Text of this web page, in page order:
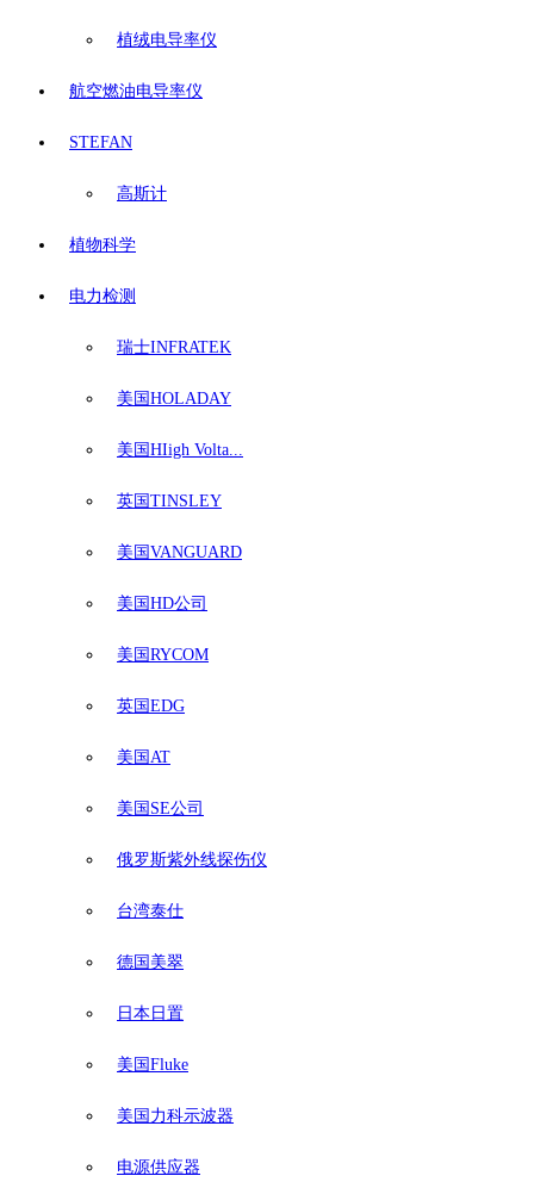
植绒电导率仪
航空燃油电导率仪
STEFAN
高斯计
植物科学
电力检测
瑞士INFRATEK
美国HOLADAY
美国HIigh Volta...
英国TINSLEY
美国VANGUARD
美国HD公司
美国RYCOM
英国EDG
美国AT
美国SE公司
俄罗斯紫外线探伤仪
台湾泰仕
德国美翠
日本日置
美国Fluke
美国力科示波器
电源供应器